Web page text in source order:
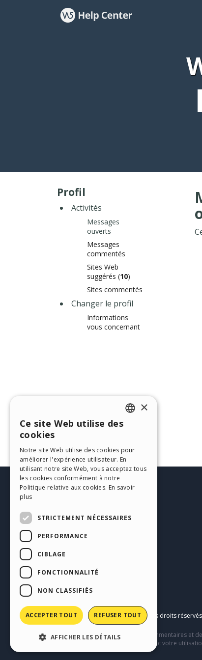
Profil
Activités
Messages
ouverts
Messages
commentés
Sites Web
suggérés (10)
Sites commentés
Changer le profil
Informations
vous concernant
Communauté
Sites Utilisateurs
Copyright © 2026Incomedia s.r.l. Tous droits
Ce site contient des contenus, des commentaires et
comportement de tiers en relation avec votre
ENGLISH
GERMAN
SPANISH
×
Ce site Web utilise des
cookies
Notre site Web utilise des cookies pour
améliorer l'expérience utilisateur. En
utilisant notre site Web, vous acceptez tous
les cookies conformément à notre
Politique relative aux cookies. En savoir
plus
STRICTEMENT NÉCESSAIRES
PERFORMANCE
CIBLAGE
FONCTIONNALITÉ
NON CLASSIFIÉS
ACCEPTER TOUT REFUSER TOUT
AFFICHER LES DÉTAILS